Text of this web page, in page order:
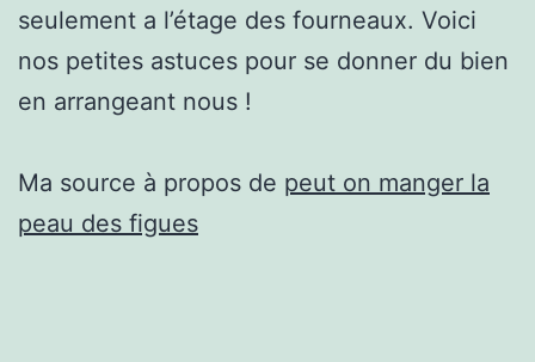
seulement a l’étage des fourneaux. Voici
nos petites astuces pour se donner du bien
en arrangeant nous !
Ma source à propos de peut on manger la
peau des figues